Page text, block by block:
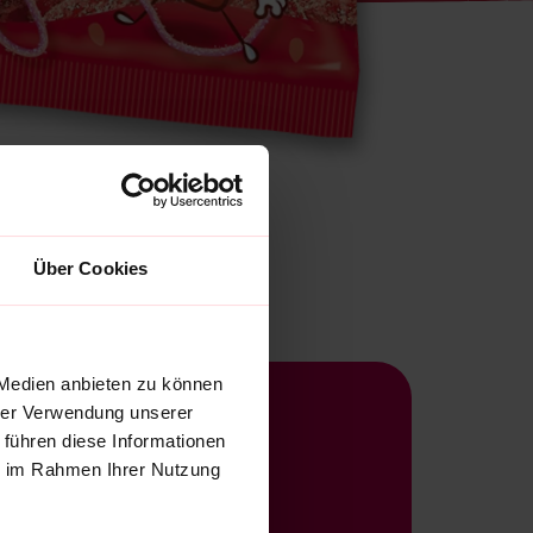
Über Cookies
anbieten zu können
Verwendung unserer
diese Informationen
Rahmen Ihrer Nutzung